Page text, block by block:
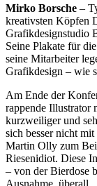
Mirko Borsche –
kreativsten Köpfen
Grafikdesignstudio
Seine Plakate für
seine Mitarbeiter
Grafikdesign – wie
Am Ende der
rappende Illustrator
kurzweiliger und
sich besser nicht
Martin Olly zum
Riesenidiot. Diese
– von der Bierdose
Ausnahme, überall.